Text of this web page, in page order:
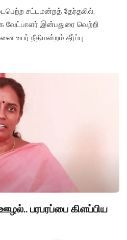
சட்டமன்றத் தேர்தலில்,
வேட்பாளர் இன்பதுரை வெற்றி
உயர் நீதிமன்றம் தீர்ப்பு
பரபரப்பை கிளப்பிய